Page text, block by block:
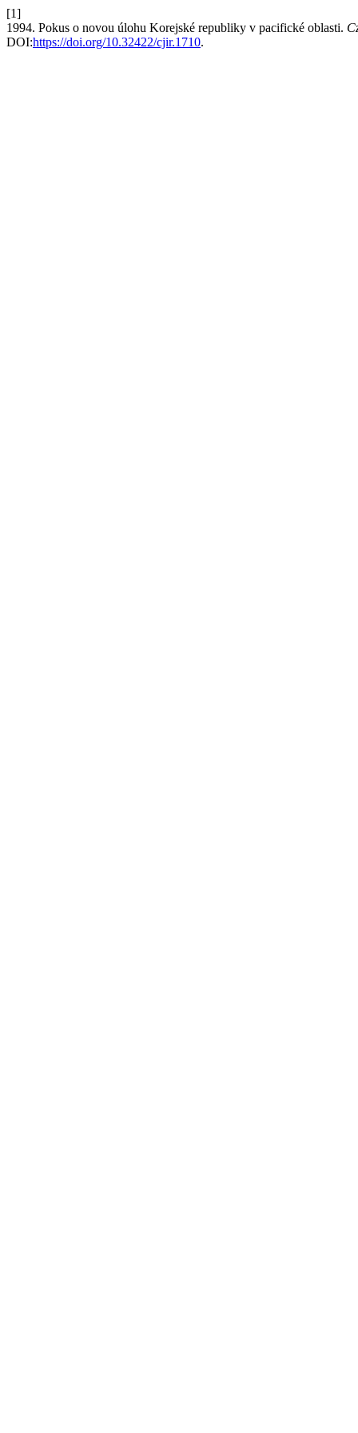
[1]
1994. Pokus o novou úlohu Korejské republiky v pacifické oblasti.
DOI:https://doi.org/10.32422/cjir.1710.